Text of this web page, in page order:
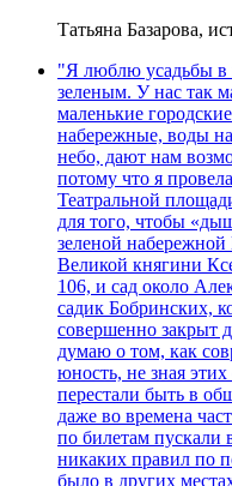
Татьяна Базарова,
"Я люблю усадьбы в
зеленым. У нас так
маленькие
набережные, воды
небо, дают нам
потому что я
Театральной
для того, чтобы
зеленой
Великой княгини
106, и сад около
садик Бобринских,
совершенно закрыт
думаю о том, как
юность, не зная
перестали быть в
даже во времена
по билетам пускали
никаких правил по
было в других